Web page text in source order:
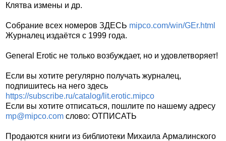
Клятва измены и др.
Собрание всех номеров ЗДЕСЬ mipco.com/win/GEr.html
Журналец издаётся с 1999 года.
General Erotic не только возбуждает, но и удовлетворяет!
Если вы хотите регулярно получать журналец,
подпишитесь на него здесь
https://subscribe.ru/catalog/lit.erotic.mipco
Если вы хотите отписаться, пошлите по нашему адресу
mp@mipco.com слово: ОТПИСАТЬ
Продаются книги из библиотеки Михаила Армалинского